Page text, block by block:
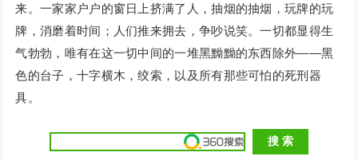
来。一家家户户的窗日上挤满了人，抽烟的抽烟，玩牌的玩
牌，消磨着时间；人们推来拥去，争吵说笑。一切都显得生
气勃勃，唯有在这一切中间的一堆黑黝黝的东西除外——黑
色的台子，十字横木，绞索，以及所有那些可怕的死刑器
具。